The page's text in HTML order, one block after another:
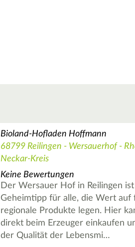
Bioland-Hofladen Hoffmann
68799 Reilingen - Wersauerhof -
Neckar-Kreis
Keine Bewertungen
Der Wersauer Hof in Reilingen
Geheimtipp für alle, die Wert auf
regionale Produkte legen. Hier
direkt beim Erzeuger einkaufen
der Qualität der Lebensmi…